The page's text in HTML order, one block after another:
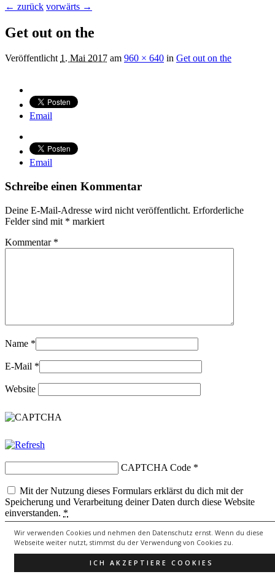
Wir verwenden Cookies und nehmen den Datenschutz ernst. Wenn du diese
Webseite weiter nutzt, stimmst du der Verwendung von Cookies zu.
ICH AKZEPTIERE COOKIES
← zurück vorwärts →
Get out on the
Veröffentlicht 1. Mai 2017 am 960 × 640 in Get out on the
Email
Email
Schreibe einen Kommentar
Deine E-Mail-Adresse wird nicht veröffentlicht. Erforderliche
Felder sind mit * markiert
Kommentar *
Name *
E-Mail *
Website
CAPTCHA Code *
Mit der Nutzung dieses Formulars erklärst du dich mit der
Speicherung und Verarbeitung deiner Daten durch diese Website
einverstanden. *
Copyright © 2026lebenssongs.deAll Rights Reserved.
Theme: Catch Evolution byCatch Themes